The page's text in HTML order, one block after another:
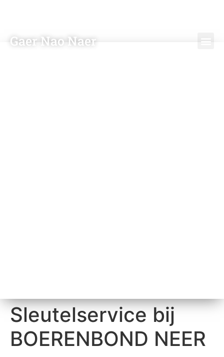
Gaer Nao Naer
Sleutelservice bij
BOERENBOND NEER